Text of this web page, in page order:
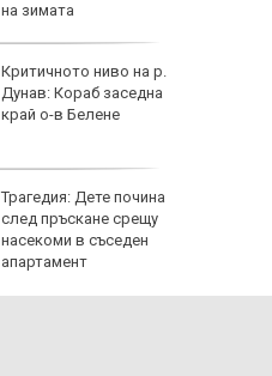
на зимата
Критичното ниво на р.
Дунав: Кораб заседна
край о-в Белене
Трагедия: Дете почина
след пръскане срещу
насекоми в съседен
апартамент